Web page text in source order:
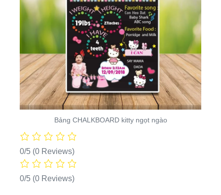
Bảng CHALKBOARD kitty ngọt ngào
0/5 (0 Reviews)
0/5 (0 Reviews)